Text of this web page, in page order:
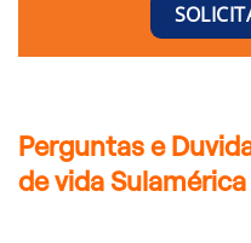
Perguntas e
de vida